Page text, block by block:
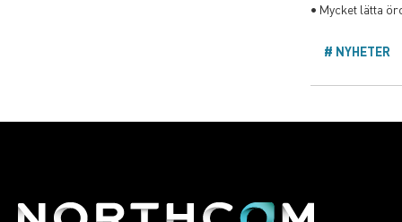
• Mycket lätta
NYHETER